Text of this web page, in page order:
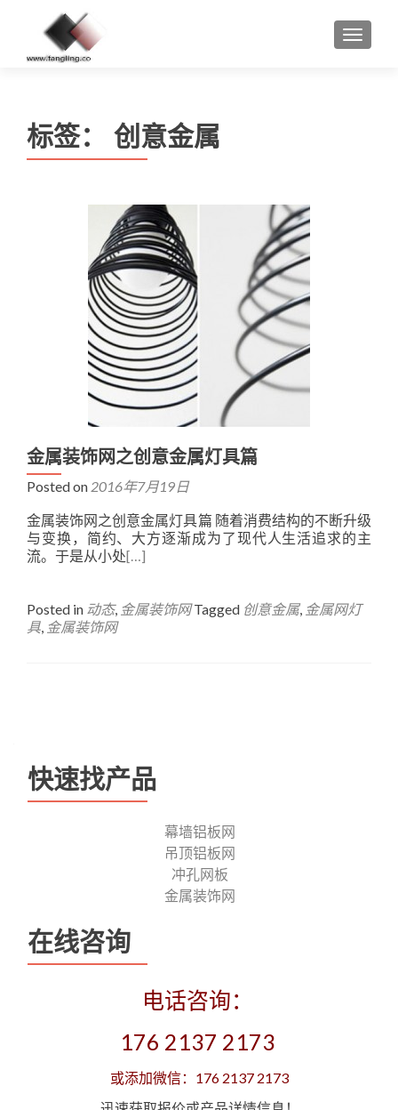
MENU
标签： 创意金属
金属装饰网之创意金属灯具篇
Posted on 2016年7月19日
金属装饰网之创意金属灯具篇 随着消费结构的不断升级
与变换，简约、大方逐渐成为了现代人生活追求的主
流。于是从小处[…]
Posted in 动态, 金属装饰网 Tagged 创意金属, 金属网灯
具, 金属装饰网
快速找产品
幕墙铝板网
吊顶铝板网
冲孔网板
金属装饰网
在线咨询
电话咨询：
176 2137 2173
或添加微信：176 2137 2173